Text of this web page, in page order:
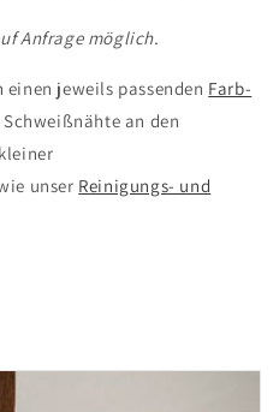
Anfrage möglich.
jeweils passenden Farb-
an den
unser Reinigungs- und